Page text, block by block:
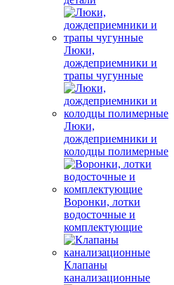
Люки,
дождеприемники и
трапы чугунные
Люки,
дождеприемники и
колодцы полимерные
Воронки, лотки
водосточные и
комплектующие
Клапаны
канализационные